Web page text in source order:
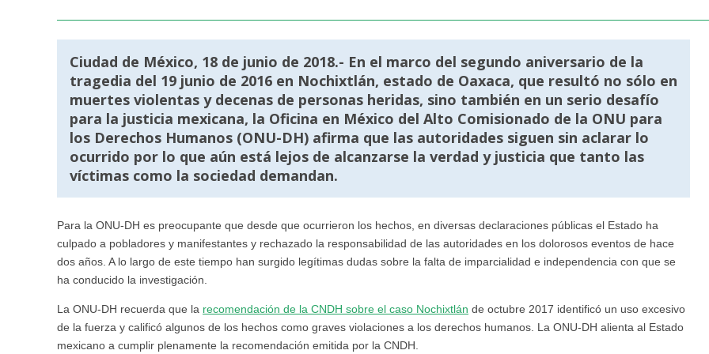
Ciudad de México, 18 de junio de 2018.- En el marco del segundo aniversario de la
tragedia del 19 junio de 2016 en Nochixtlán, estado de Oaxaca, que resultó no sólo en
muertes violentas y decenas de personas heridas, sino también en un serio desafío
para la justicia mexicana, la Oficina en México del Alto Comisionado de la ONU para
los Derechos Humanos (ONU-DH) afirma que las autoridades siguen sin aclarar lo
ocurrido por lo que aún está lejos de alcanzarse la verdad y justicia que tanto las
víctimas como la sociedad demandan.
Para la ONU-DH es preocupante que desde que ocurrieron los hechos, en diversas declaraciones públicas el Estado ha
culpado a pobladores y manifestantes y rechazado la responsabilidad de las autoridades en los dolorosos eventos de hace
dos años. A lo largo de este tiempo han surgido legítimas dudas sobre la falta de imparcialidad e independencia con que se
ha conducido la investigación.
La ONU-DH recuerda que la recomendación de la CNDH sobre el caso Nochixtlán de octubre 2017 identificó un uso excesivo
de la fuerza y calificó algunos de los hechos como graves violaciones a los derechos humanos. La ONU-DH alienta al Estado
mexicano a cumplir plenamente la recomendación emitida por la CNDH.